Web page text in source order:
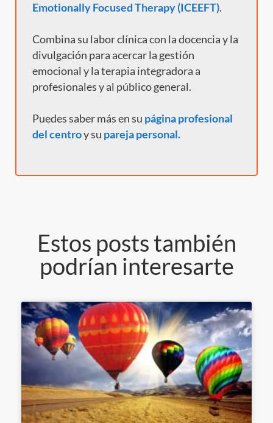
Emotionally Focused Therapy (ICEEFT).
Combina su labor clínica con la docencia y la
divulgación para acercar la gestión
emocional y la terapia integradora a
profesionales y al público general.
Puedes saber más en su página profesional
del centroysu pareja personal.
Estos posts también
podrían interesarte